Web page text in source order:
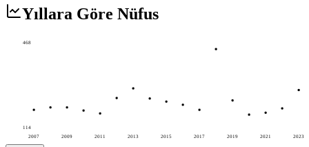
Yıllara Göre Nüfus
2007 2009 2011 2013 2015 2017 2019 2021 2023
468
114